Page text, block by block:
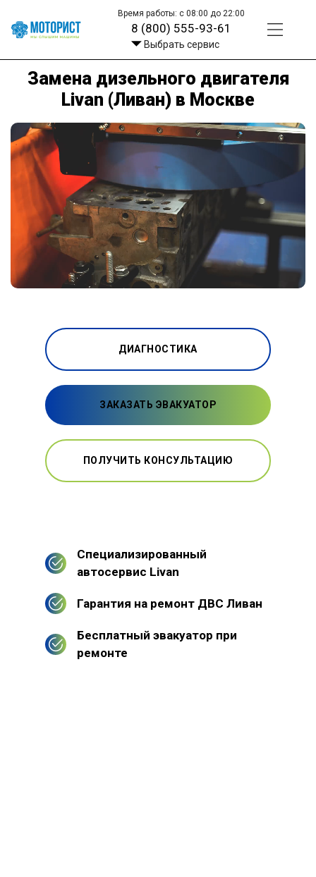
Время работы: с 08:00 до 22:00
8 (800) 555-93-61
Выбрать сервис
Замена дизельного двигателя
Livan (Ливан) в Москве
ДИАГНОСТИКА
ЗАКАЗАТЬ ЭВАКУАТОР
ПОЛУЧИТЬ КОНСУЛЬТАЦИЮ
Специализированный
автосервис Livan
Гарантия на ремонт ДВС Ливан
Бесплатный эвакуатор при
ремонте